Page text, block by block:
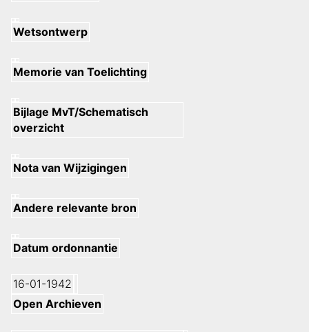
Wetsontwerp
Memorie van Toelichting
Bijlage MvT/Schematisch
overzicht
Nota van Wijzigingen
Andere relevante bron
Datum ordonnantie
16-01-1942
Open Archieven